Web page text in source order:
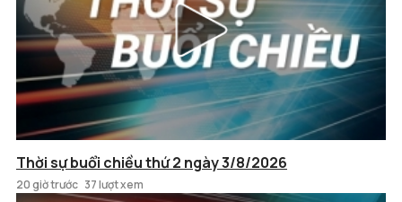
Thời sự buổi chiều thứ 2 ngày 3/8/2026
20 giờ trước 37 lượt xem